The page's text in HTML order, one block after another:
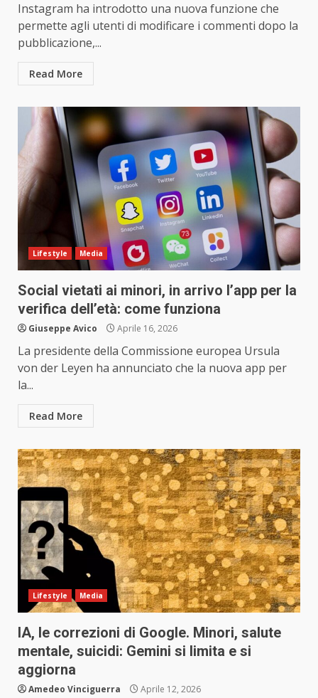
Instagram ha introdotto una nuova funzione che
permette agli utenti di modificare i commenti dopo la
pubblicazione,...
Read More
Lifestyle Media
Social vietati ai minori, in arrivo l’app per la
verifica dell’età: come funziona
Giuseppe Avico Aprile 16, 2026
La presidente della Commissione europea Ursula
von der Leyen ha annunciato che la nuova app per
la...
Read More
Lifestyle Media
IA, le correzioni di Google. Minori, salute
mentale, suicidi: Gemini si limita e si
aggiorna
Amedeo Vinciguerra Aprile 12, 2026